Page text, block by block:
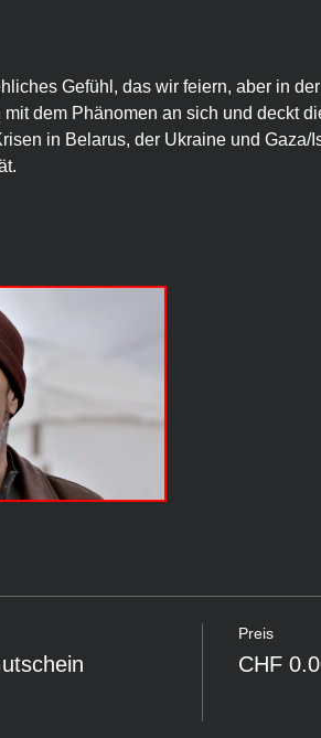
Gefühl, das wir feiern, aber in
dem Phänomen an sich und deckt
in Belarus, der Ukraine und
Preis
CHF